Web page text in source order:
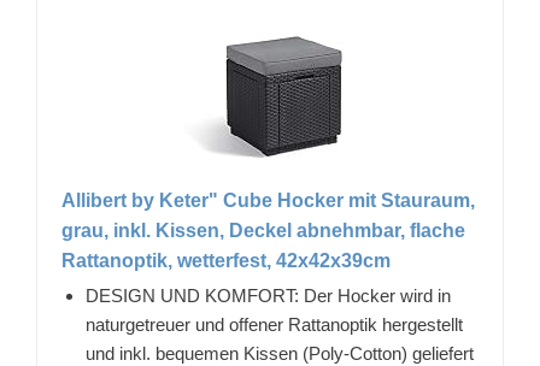
Allibert by Keter" Cube Hocker mit Stauraum,
grau, inkl. Kissen, Deckel abnehmbar, flache
Rattanoptik, wetterfest, 42x42x39cm
DESIGN UND KOMFORT: Der Hocker wird in
naturgetreuer und offener Rattanoptik hergestellt
und inkl. bequemen Kissen (Poly-Cotton) geliefert